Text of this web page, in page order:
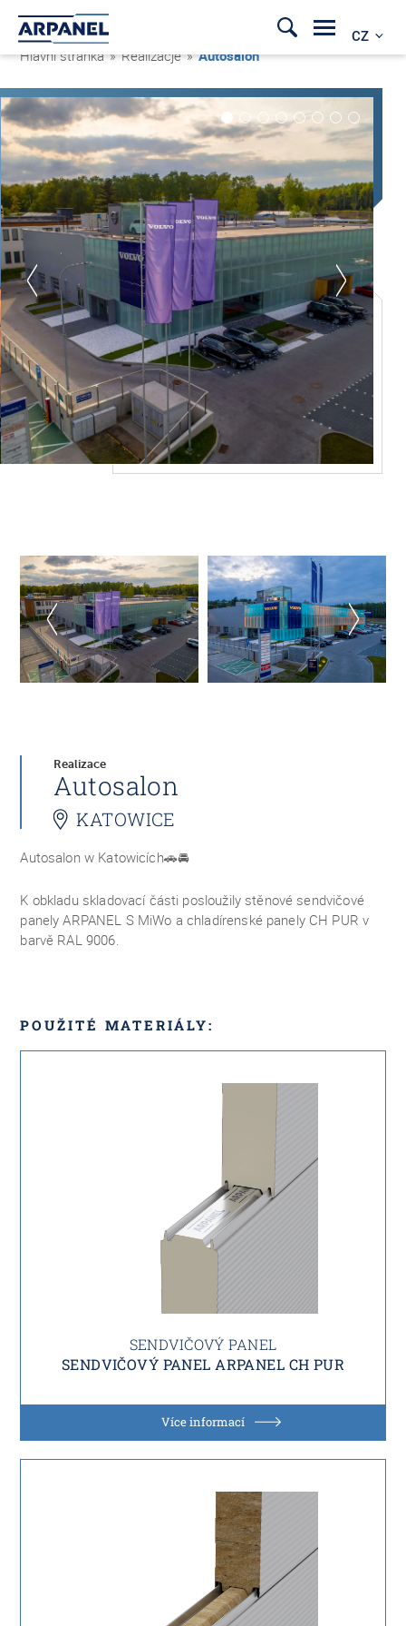
CZ
Hlavní stránka » Realizacje »Autosalon
Realizace
Autosalon
KATOWICE
Autosalon w Katowicích🚗🚘
K obkladu skladovací části posloužily stěnové sendvičové
panely ARPANEL S MiWo a chladírenské panely CH PUR v
barvě RAL 9006.
POUŽITÉ MATERIÁLY:
SENDVIČOVÝ PANEL
SENDVIČOVÝ PANEL ARPANEL CH PUR
Více informací